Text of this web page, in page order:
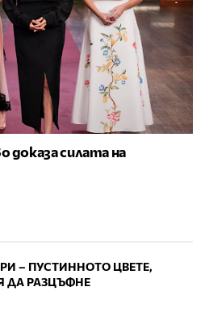
силата на
– ПУСТИННОТО ЦВЕТЕ,
ДА РАЗЦЪФНЕ